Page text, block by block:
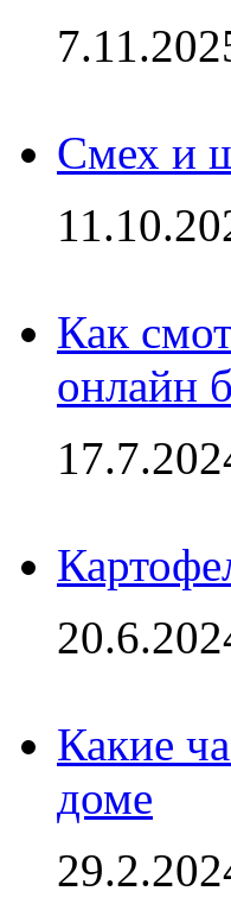
Смех и
Как
онлайн
Какие
доме